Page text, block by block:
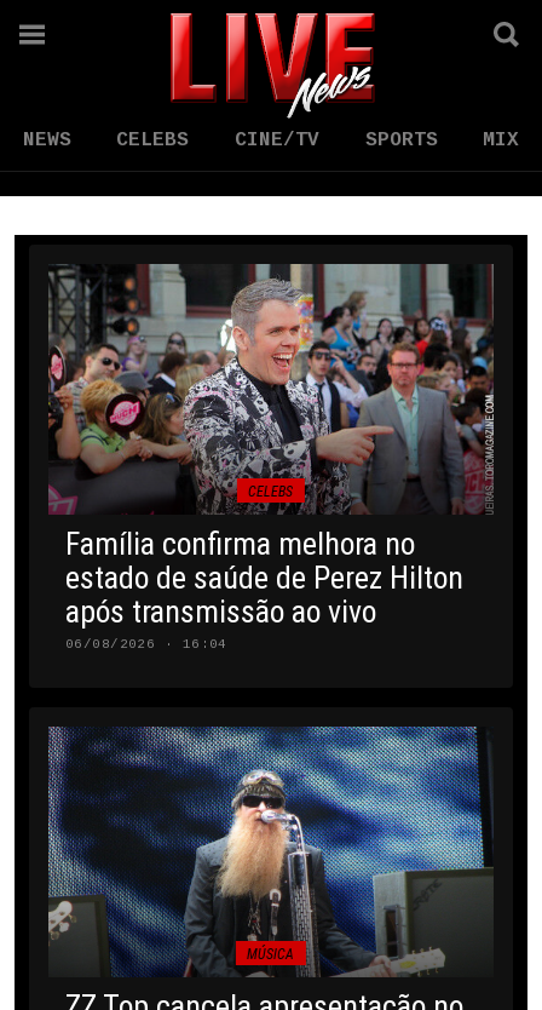
NEWS CELEBS CINE/TV SPORTS MIX
CELEBS
Família confirma melhora no
estado de saúde de Perez Hilton
após transmissão ao vivo
06/08/2026 · 16:04
MÚSICA